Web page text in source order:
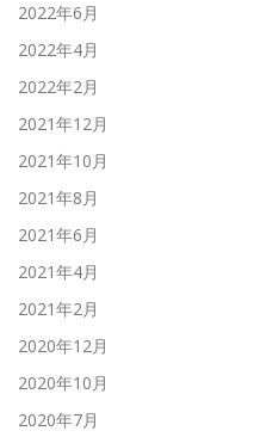
2022年6月
2022年4月
2022年2月
2021年12月
2021年10月
2021年8月
2021年6月
2021年4月
2021年2月
2020年12月
2020年10月
2020年7月